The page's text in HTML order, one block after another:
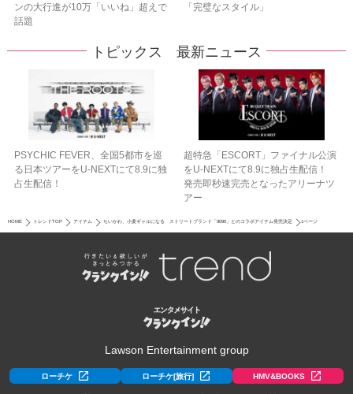
ンの大行進が10万「いいね」超えで
話題
「完璧なスタイル」
トピックス 最新ニュース
PSYCHIC FEVER、全国5都市を巡
る日本ツアーをU‐NEXTにて8.9に独
占生配信！
超特急「ESCORT」ファイナル公演
をU-NEXTにて8.9に独占生配信！
発売即秒速完売となったアリーナツ
アー
HOME トレンドTOP アイテム ちいかわ、小麦ギャルになる ストリートブランド「9090」とのコラボアイテム発売決定 1ページ
Lawson Entertainment group
ローチケ ローチケ[旅行] HMV&BOOKS